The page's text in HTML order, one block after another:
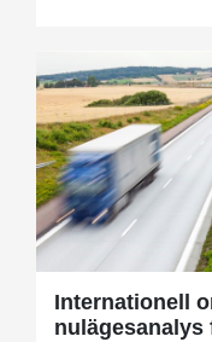
Internationell